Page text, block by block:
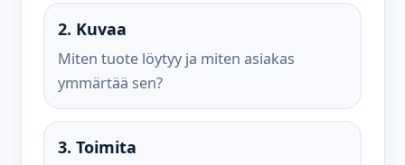
2. Kuvaa
Miten tuote löytyy ja miten asiakas
ymmärtää sen?
3. Toimita